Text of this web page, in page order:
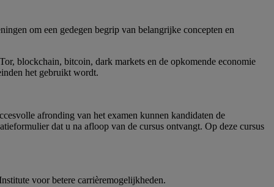
om een gedegen begrip van belangrijke concepten en
blockchain, bitcoin, dark markets en de opkomende economie
het gebruikt wordt.
afronding van het examen kunnen kandidaten de
dat u na afloop van de cursus ontvangt. Op deze cursus
voor betere carrièremogelijkheden.